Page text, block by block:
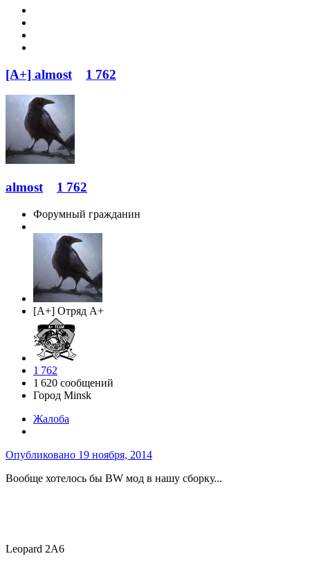
[A+] almost 1 762
almost 1 762
Форумный гражданин
[A+] Отряд A+
1 762
1 620 сообщений
Город Minsk
Жалоба
Опубликовано 19 ноября, 2014
Вообще хотелось бы BW мод в нашу сборку...
Leopard 2A6